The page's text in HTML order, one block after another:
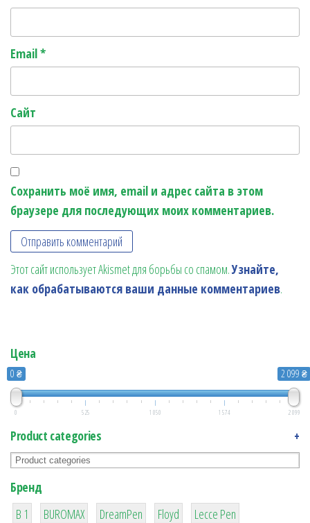
Email*
Сайт
Сохранить моё имя, email и адрес сайта в этом
браузере для последующих моих комментариев.
Этот сайт использует Akismet для борьбы со спамом.Узнайте,
как обрабатываются ваши данные комментариев.
Цена
0 ₴ 2 099 ₴
0 525 1 050 1 574 2 099
Product categories +
Бренд
B 1
1
BUROMAX
1
DreamPen
2
Floyd
2
Lecce Pen